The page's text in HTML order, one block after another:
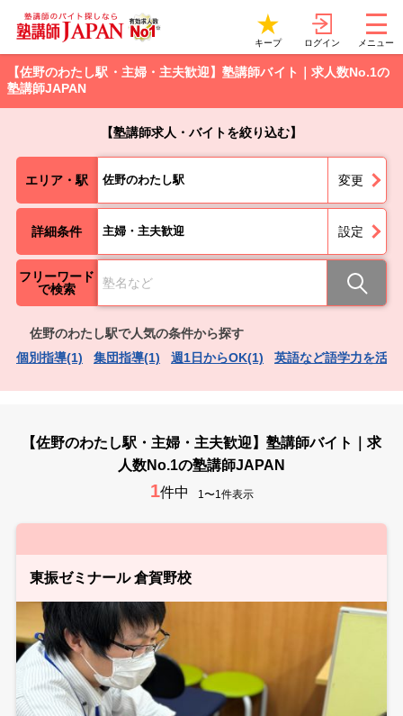
キープ ログイン メニュー
【佐野のわたし駅・主婦・主夫歓迎】塾講師バイト｜求人数No.1の
塾講師JAPAN
【塾講師求人・バイトを絞り込む】
エリア・駅 佐野のわたし駅 変更
詳細条件 主婦・主夫歓迎 設定
フリーワード
で検索
佐野のわたし駅で人気の条件から探す
個別指導(1)
集団指導(1) 週1日からOK(1) 英語など語学力を活
【佐野のわたし駅・主婦・主夫歓迎】塾講師バイト｜求
人数No.1の塾講師JAPAN
1件中 1〜1件表示
東振ゼミナール 倉賀野校